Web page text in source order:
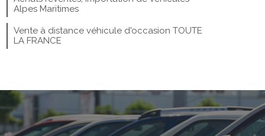
Alpes Maritimes
Vente à distance véhicule d'occasion TOUTE
LA FRANCE